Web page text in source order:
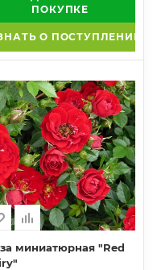
ПОКУПКЕ
О ПОСТУПЛЕНИИ
миниатюрная "Red